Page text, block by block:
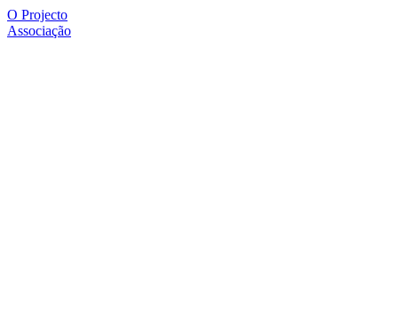
O Projecto
Associação